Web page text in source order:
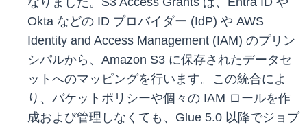
Okta などの ID プロバイダー (IdP) や AWS
Identity and Access Management (IAM) のプリン
シパルから、Amazon S3 に保存されたデータセ
ットへのマッピングを行います。この統合によ
り、バケットポリシーや個々の IAM ロールを作
成および管理しなくても、Glue 5.0 以降でジョブ